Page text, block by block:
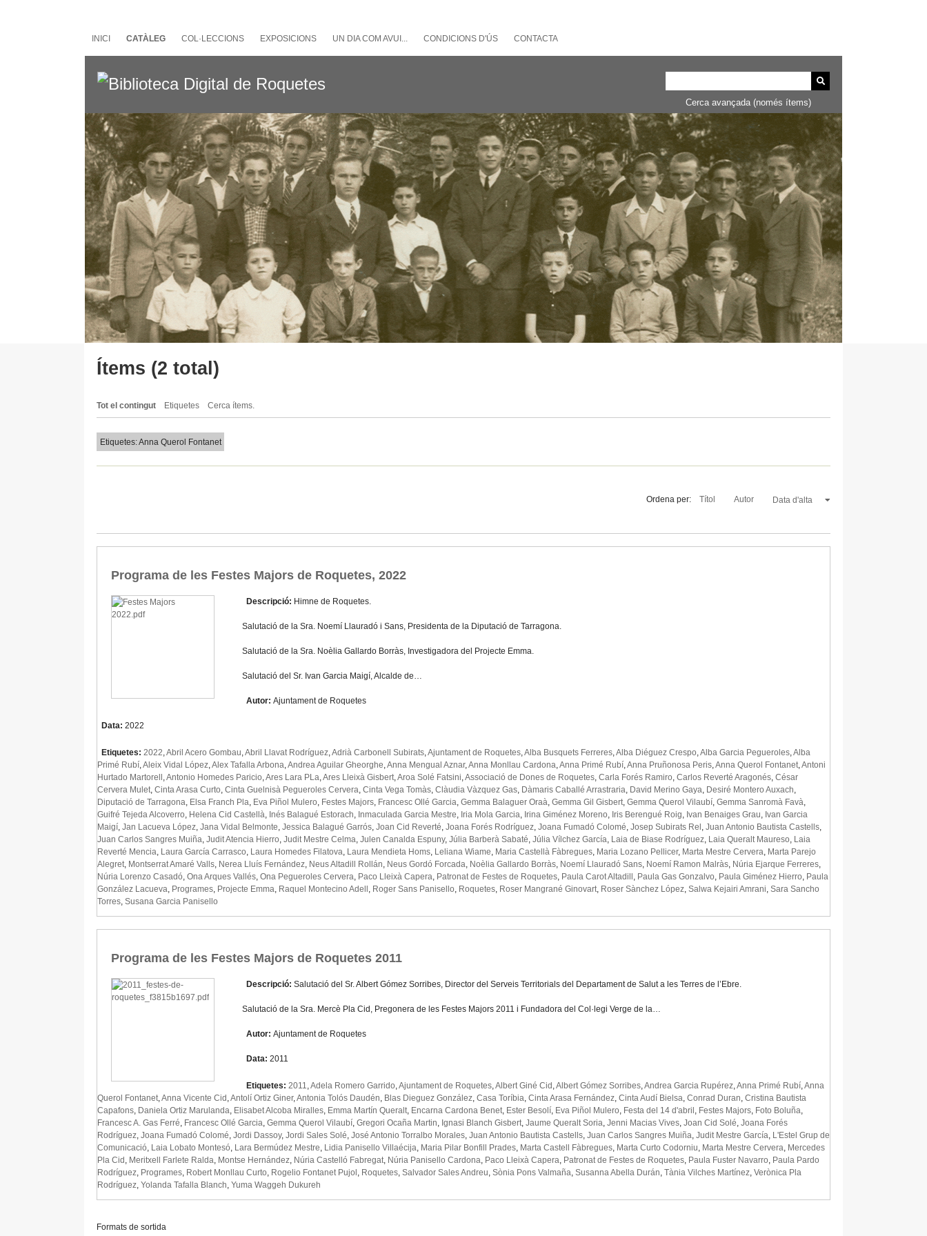
INICI CATÀLEG COL·LECCIONS EXPOSICIONS UN DIA COM AVUI... CONDICIONS D'ÚS CONTACTA
Cerca avançada (només ítems)
Ítems (2 total)
Tot el contingut Etiquetes Cerca ítems.
Etiquetes: Anna Querol Fontanet
Ordena per: Títol Autor Data d'alta
Programa de les Festes Majors de Roquetes, 2022
Descripció: Himne de Roquetes.
Salutació de la Sra. Noemí Llauradó i Sans, Presidenta de la Diputació de Tarragona.
Salutació de la Sra. Noèlia Gallardo Borràs, Investigadora del Projecte Emma.
Salutació del Sr. Ivan Garcia Maigí, Alcalde de…
Autor: Ajuntament de Roquetes
Data: 2022
Etiquetes: 2022,Abril Acero Gombau,Abril Llavat Rodríguez,Adrià Carbonell Subirats,Ajuntament de Roquetes,Alba Busquets Ferreres,Alba Diéguez Crespo,Alba Garcia Pegueroles,Alba
Primé Rubí,Aleix Vidal López,Alex Tafalla Arbona,Andrea Aguilar Gheorghe,Anna Mengual Aznar,Anna Monllau Cardona,Anna Primé Rubí,Anna Pruñonosa Peris,Anna Querol Fontanet,Antoni
Hurtado Martorell ,Antonio Homedes Paricio,Ares Lara PLa,Ares Lleixà Gisbert,Aroa Solé Fatsini,Associació de Dones de Roquetes, Carla Forés Ramiro, Carlos Reverté Aragonés, César
Cervera Mulet, Cinta Arasa Curto, Cinta Guelnisà Pegueroles Cervera, Cinta Vega Tomàs, Clàudia Vàzquez Gas, Dàmaris Caballé Arrastraria, David Merino Gaya, Desiré Montero Auxach,
Diputació de Tarragona, Elsa Franch Pla, Eva Piñol Mulero, Festes Majors, Francesc Ollé Garcia, Gemma Balaguer Oraà, Gemma Gil Gisbert, Gemma Querol Vilaubí, Gemma Sanromà Favà,
Guifré Tejeda Alcoverro, Helena Cid Castellà, Inés Balagué Estorach, Inmaculada Garcia Mestre, Iria Mola Garcia, Irina Giménez Moreno, Iris Berengué Roig, Ivan Benaiges Grau, Ivan Garcia
Maigí, Jan Lacueva López, Jana Vidal Belmonte, Jessica Balagué Garrós, Joan Cid Reverté, Joana Forés Rodríguez, Joana Fumadó Colomé, Josep Subirats Rel , Juan Antonio Bautista Castells,
Juan Carlos Sangres Muiña, Judit Atencia Hierro, Judit Mestre Celma, Julen Canalda Espuny, Júlia Barberà Sabaté, Júlia Vílchez García, Laia de Biase Rodríguez, Laia Queralt Maureso, Laia
Reverté Mencia, Laura García Carrasco, Laura Homedes Filatova, Laura Mendieta Homs, Leliana Wiame, Maria Castellà Fàbregues, Maria Lozano Pellicer, Marta Mestre Cervera, Marta Parejo
Alegret, Montserrat Amaré Valls, Nerea Lluís Fernández, Neus Altadill Rollán, Neus Gordó Forcada, Noèlia Gallardo Borràs, Noemí Llauradó Sans, Noemí Ramon Malràs, Núria Ejarque Ferreres,
Núria Lorenzo Casadó, Ona Arques Vallés, Ona Pegueroles Cervera, Paco Lleixà Capera, Patronat de Festes de Roquetes, Paula Carot Altadill , Paula Gas Gonzalvo, Paula Giménez Hierro, Paula
González Lacueva, Programes, Projecte Emma, Raquel Montecino Adell , Roger Sans Panisello, Roquetes, Roser Mangrané Ginovart, Roser Sànchez López, Salwa Kejairi Amrani, Sara Sancho
Torres, Susana Garcia Panisello
Programa de les Festes Majors de Roquetes 2011
Descripció: Salutació del Sr. Albert Gómez Sorribes, Director del Serveis Territorials del Departament de Salut a les Terres de l’Ebre.
Salutació de la Sra. Mercè Pla Cid, Pregonera de les Festes Majors 2011 i Fundadora del Col·legi Verge de la…
Autor: Ajuntament de Roquetes
Data: 2011
Etiquetes: 2011,Adela Romero Garrido,Ajuntament de Roquetes,Albert Giné Cid ,Albert Gómez Sorribes,Andrea Garcia Rupérez,Anna Primé Rubí,Anna
Querol Fontanet,Anna Vicente Cid ,Antolí Ortiz Giner,Antonia Tolós Daudén, Blas Dieguez González, Casa Toríbia, Cinta Arasa Fernández, Cinta Audí Bielsa, Conrad Duran, Cristina Bautista
Capafons, Daniela Ortiz Marulanda, Elisabet Alcoba Miralles, Emma Martín Queralt, Encarna Cardona Benet, Ester Besolí, Eva Piñol Mulero, Festa del 14 d'abril , Festes Majors, Foto Boluña,
Francesc A. Gas Ferré, Francesc Ollé Garcia, Gemma Querol Vilaubí, Gregori Ocaña Martin, Ignasi Blanch Gisbert, Jaume Queralt Soria, Jenni Macias Vives, Joan Cid Solé, Joana Forés
Rodríguez, Joana Fumadó Colomé, Jordi Dassoy, Jordi Sales Solé, José Antonio Torralbo Morales, Juan Antonio Bautista Castells, Juan Carlos Sangres Muiña, Judit Mestre García, L'Estel Grup de
Comunicació, Laia Lobato Montesó, Lara Bermúdez Mestre, Lidia Panisello Villaécija, Maria Pilar Bonfill Prades, Marta Castell Fàbregues, Marta Curto Codorniu, Marta Mestre Cervera, Mercedes
Pla Cid , Meritxell Farlete Ralda, Montse Hernández, Núria Castelló Fabregat, Núria Panisello Cardona, Paco Lleixà Capera, Patronat de Festes de Roquetes, Paula Fuster Navarro, Paula Pardo
Rodríguez, Programes, Robert Monllau Curto, Rogelio Fontanet Pujol , Roquetes, Salvador Sales Andreu, Sònia Pons Valmaña, Susanna Abella Durán, Tània Vilches Martínez, Verònica Pla
Rodríguez, Yolanda Tafalla Blanch, Yuma Waggeh Dukureh
Formats de sortida